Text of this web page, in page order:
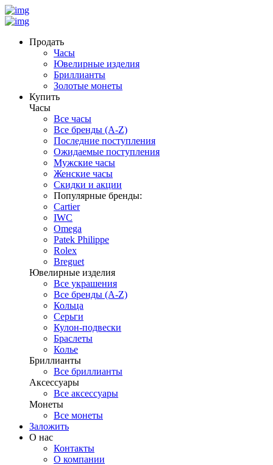
Продать
Часы
Ювелирные изделия
Бриллианты
Золотые монеты
Купить
Часы
Все часы
Все бренды (A-Z)
Последние поступления
Ожидаемые поступления
Мужские часы
Женские часы
Скидки и акции
Популярные бренды:
Cartier
IWC
Omega
Patek Philippe
Rolex
Breguet
Ювелирные изделия
Все украшения
Все бренды (A-Z)
Кольца
Серьги
Кулон-подвески
Браслеты
Колье
Бриллианты
Все бриллианты
Аксессуары
Все аксессуары
Монеты
Все монеты
Заложить
О нас
Контакты
О компании